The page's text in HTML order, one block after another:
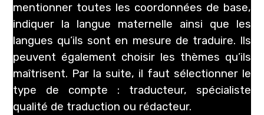
mentionner toutes les coordonnées de base,
indiquer la langue maternelle ainsi que les
langues qu’ils sont en mesure de traduire. Ils
peuvent également choisir les thèmes qu’ils
maîtrisent. Par la suite, il faut sélectionner le
type de compte : traducteur, spécialiste
qualité de traduction ou rédacteur.